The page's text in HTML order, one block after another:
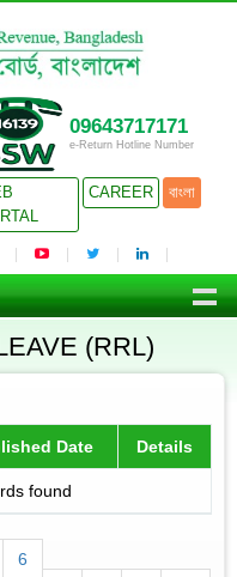
09643717171
e-Return Hotline Number
CAREER বাংলা
(RRL)
Date Details
found
6